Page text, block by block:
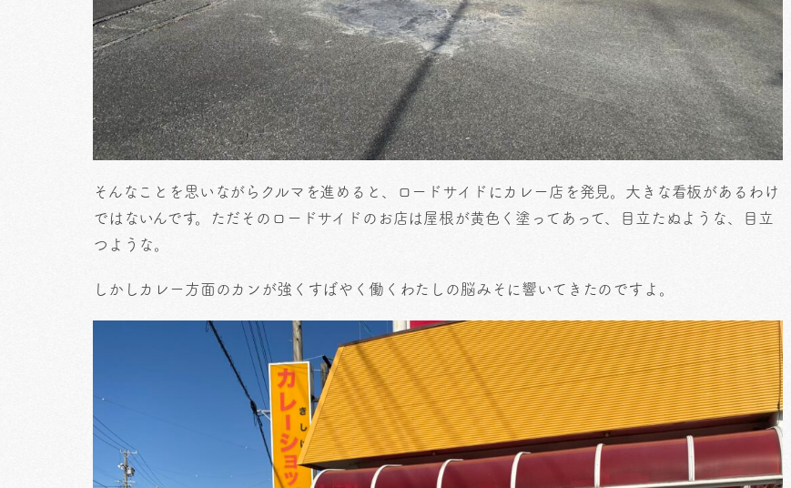
そんなことを思いながらクルマを進めると、ロードサイドにカレー店を発見。大きな看板があるわけ
ではないんです。ただそのロードサイドのお店は屋根が黄色く塗ってあって、目立たぬような、目立
つような。
しかしカレー方面のカンが強くすばやく働くわたしの脳みそに響いてきたのですよ。